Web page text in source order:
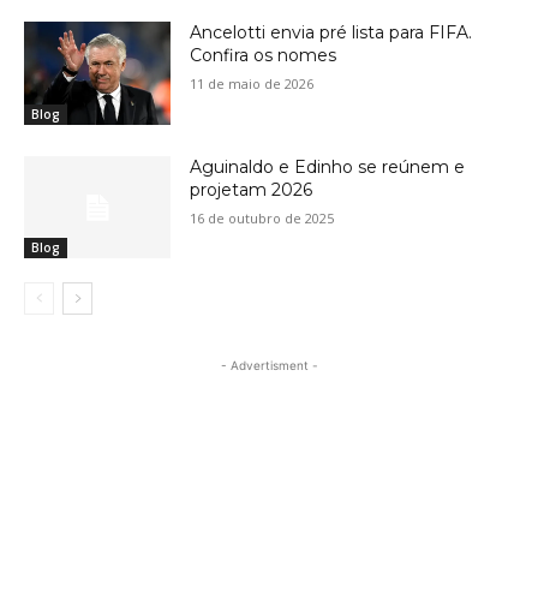
Blog
Ancelotti envia pré lista para FIFA.
Confira os nomes
11 de maio de 2026
Blog
Aguinaldo e Edinho se reúnem e
projetam 2026
16 de outubro de 2025
- Advertisment -